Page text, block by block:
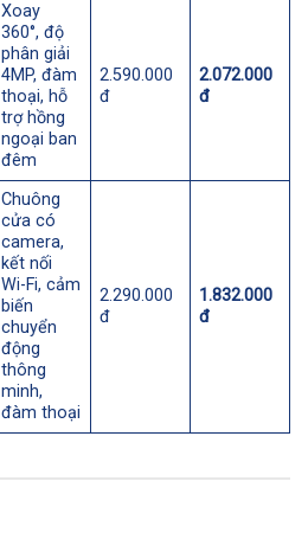
Xoay
360°, độ
phân giải
4MP, đàm
thoại, hỗ
trợ hồng
ngoại ban
đêm
2.590.000
đ
2.072.000
đ
Chuông
cửa có
camera,
kết nối
Wi-Fi, cảm
biến
chuyển
động
thông
minh,
đàm thoại
2.290.000
đ
1.832.000
đ